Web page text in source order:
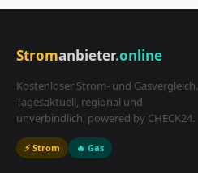
Stromanbieter.online
Kostenloser Strom- und Gasvergleich.
Tagesaktuell, regional und
unverbindlich, powered by CHECK24.
⚡ Strom 🔥 Gas